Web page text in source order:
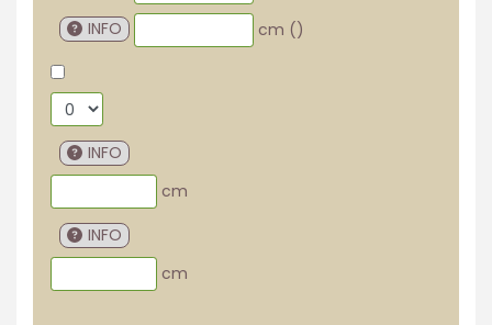
INFO
cm ()
INFO
cm
INFO
cm